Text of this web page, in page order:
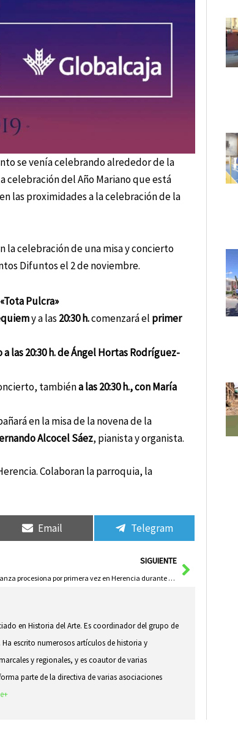
se venía celebrando alrededor de la
celebración del Año Mariano que está
las proximidades a la celebración de la
la celebración de una misa y concierto
Difuntos el 2 de noviembre.
Pulcra»
y a las 20:30 h.comenzará el primer
las 20:30 h. de Ángel Hortas Rodríguez-
tambiéna las 20:30 h., con María
en la misa de la novena de la
Alcocel Sáez, pianista y organista.
Colaboran la parroquia, la
Email Telegram
SIGUIENTE
El Cristo de la Esperanza procesiona por primera vez en Herencia durante el Rosario de Ánimas
Siguiente
en Historia del Arte. Es coordinador del grupo de
escrito numerosos artículos de historia y
y regionales, y es coautor de varias
parte de la directiva de varias asociaciones